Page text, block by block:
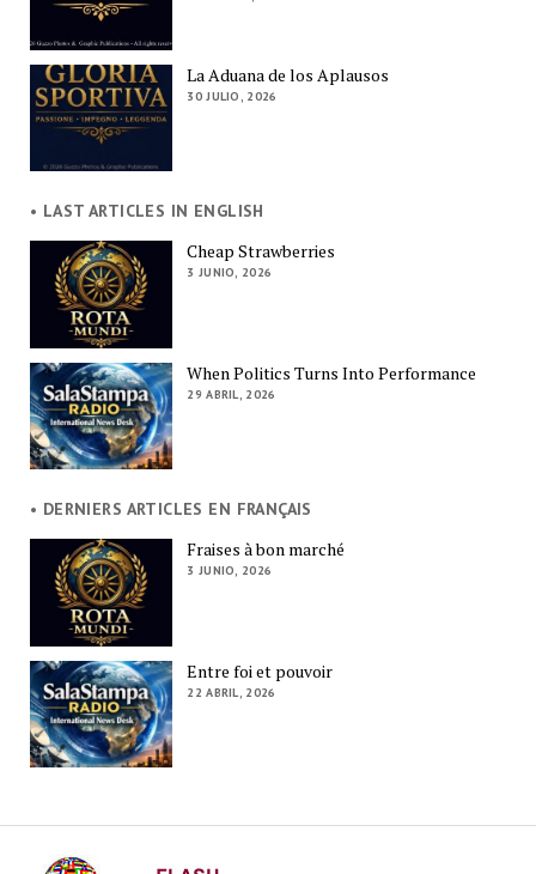
La Aduana de los Aplausos
30 JULIO, 2026
• LAST ARTICLES IN ENGLISH
Cheap Strawberries
3 JUNIO, 2026
When Politics Turns Into Performance
29 ABRIL, 2026
• DERNIERS ARTICLES EN FRANÇAIS
Fraises à bon marché
3 JUNIO, 2026
Entre foi et pouvoir
22 ABRIL, 2026